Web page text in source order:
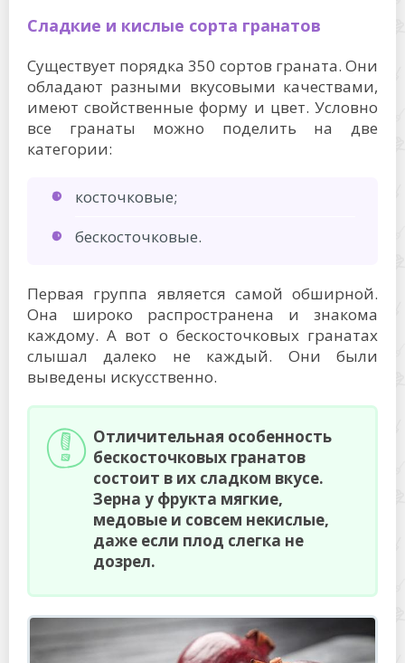
Сладкие и кислые сорта гранатов
Существует порядка 350 сортов граната. Они
обладают разными вкусовыми качествами,
имеют свойственные форму и цвет. Условно
все гранаты можно поделить на две
категории:
косточковые;
бескосточковые.
Первая группа является самой обширной.
Она широко распространена и знакома
каждому. А вот о бескосточковых гранатах
слышал далеко не каждый. Они были
выведены искусственно.
Отличительная особенность
бескосточковых гранатов
состоит в их сладком вкусе.
Зерна у фрукта мягкие,
медовые и совсем некислые,
даже если плод слегка не
дозрел.